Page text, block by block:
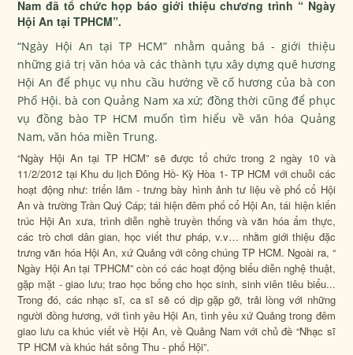
Nam đã tổ chức họp báo giới thiệu chương trình “ Ngày
Hội An tại TPHCM”.
“Ngày Hội An tại TP HCM” nhằm quảng bá - giới thiệu
những giá trị văn hóa và các thành tựu xây dựng quê hương
Hội An để phục vụ nhu cầu hướng về cố hương của bà con
Phố Hội. bà con Quảng Nam xa xứ; đồng thời cũng để phục
vụ đồng bào TP HCM muốn tìm hiểu về văn hóa Quảng
Nam, văn hóa miền Trung.
“Ngày Hội An tại TP HCM” sẽ được tổ chức trong 2 ngày 10 và
11/2/2012 tại Khu du lịch Đông Hồ- Kỳ Hòa 1- TP HCM với chuỗi các
hoạt động như: triển lãm - trưng bày hình ảnh tư liệu về phố cổ Hội
An và trường Trần Quý Cáp; tái hiện đêm phố cổ Hội An, tái hiện kiến
trúc Hội An xưa, trình diễn nghề truyền thống và văn hóa ẩm thực,
các trò chơi dân gian, học viết thư pháp, v.v… nhằm giới thiệu đặc
trưng văn hóa Hội An, xứ Quảng với công chúng TP HCM. Ngoài ra, “
Ngày Hội An tại TPHCM”còn có các hoạt động biểu diễn nghệ thuật,
gặp mặt - giao lưu; trao học bổng cho học sinh, sinh viên tiêu biểu...
Trong đó, các nhạc sĩ, ca sĩ sẽ có dịp gặp gỡ, trải lòng với những
người đồng hương, với tình yêu Hội An, tình yêu xứ Quảng trong đêm
giao lưu ca khúc viết về Hội An, về Quảng Nam với chủ đề “Nhạc sĩ
TP HCM và khúc hát sông Thu - phố Hội”.